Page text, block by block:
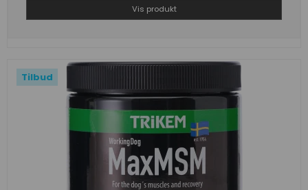
Vis produkt
Tilbud